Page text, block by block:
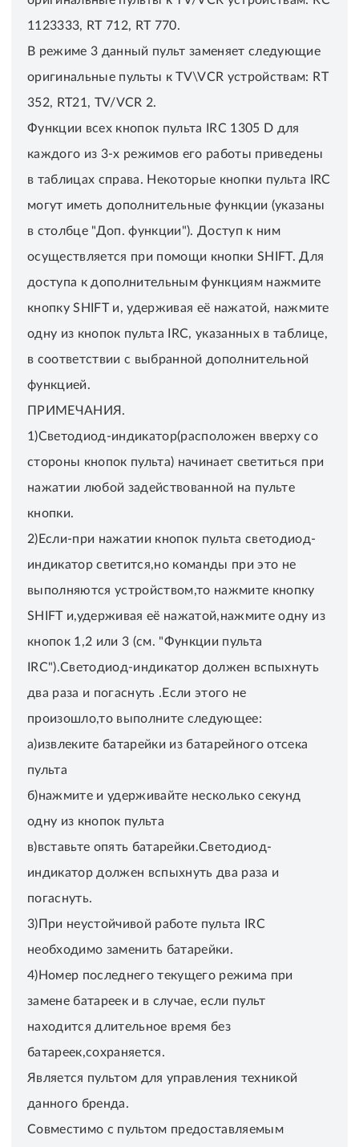
1123333, RT 712, RT 770.
В режиме 3 данный пульт заменяет следующие
оригинальные пульты к TV\VCR устройствам: RT
352, RT21, TV/VCR 2.
Функции всех кнопок пульта IRC 1305 D для
каждого из 3-х режимов его работы приведены
в таблицах справа. Некоторые кнопки пульта IRC
могут иметь дополнительные функции (указаны
в столбце "Доп. функции"). Доступ к ним
осуществляется при помощи кнопки SHIFT. Для
доступа к дополнительным функциям нажмите
кнопку SHIFT и, удерживая её нажатой, нажмите
одну из кнопок пульта IRC, указанных в таблице,
в соответствии с выбранной дополнительной
функцией.
ПРИМЕЧАНИЯ.
1)Светодиод-индикатор(расположен вверху со
стороны кнопок пульта) начинает светиться при
нажатии любой задействованной на пульте
кнопки.
2)Если-при нажатии кнопок пульта светодиод-
индикатор светится,но команды при это не
выполняются устройством,то нажмите кнопку
SHIFT и,удерживая её нажатой,нажмите одну из
кнопок 1,2 или 3 (см. "Функции пульта
IRC").Светодиод-индикатор должен вспыхнуть
два раза и погаснуть .Если этого не
произошло,то выполните следующее:
а)извлеките батарейки из батарейного отсека
пульта
б)нажмите и удерживайте несколько секунд
одну из кнопок пульта
в)вставьте опять батарейки.Светодиод-
индикатор должен вспыхнуть два раза и
погаснуть.
3)При неустойчивой работе пульта IRC
необходимо заменить батарейки.
4)Номер последнего текущего режима при
замене батареек и в случае, если пульт
находится длительное время без
батареек,сохраняется.
Является пультом для управления техникой
данного бренда.
Совместимо с пультом предоставляемым